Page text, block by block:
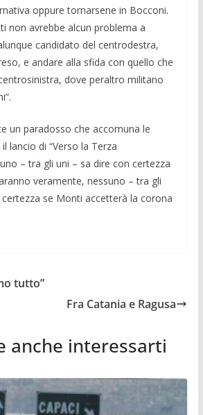
oppure tornarsene in Bocconi.
non avrebbe alcun problema a
candidato del centrodestra,
e an­dare alla sfida con quello che
dove peraltro mili­tano
un paradosso che accomuna le
lancio di “Verso la Terza
– tra gli uni – sa dire con certezza
veramente, nessuno – tra gli
se Mon­ti accetterà la corona
tutto”
Fra Catania e Ragusa
anche interessarti